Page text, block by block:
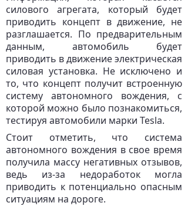
силового агрегата, который будет
приводить концепт в движение, не
разглашается. По предварительным
данным, автомобиль будет
приводить в движение электрическая
силовая установка. Не исключено и
то, что концепт получит встроенную
систему автономного вождения, с
которой можно было познакомиться,
тестируя автомобили марки Tesla.
Стоит отметить, что система
автономного вождения в свое время
получила массу негативных отзывов,
ведь из-за недоработок могла
приводить к потенциально опасным
ситуациям на дороге.